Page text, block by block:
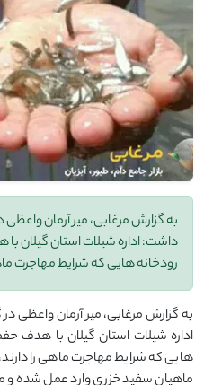
به گزارش مرغابی، میر آرمان
داشت: اداره شیلات استان گیلان
رودخانه ‌هایی که شرایط مهاجرت
به گزارش مرغابی، میر آرمان واعظی
اداره شیلات استان گیلان با هدف
‌هایی که شرایط مهاجرت ماهی را